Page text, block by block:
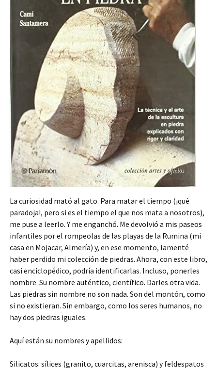
La curiosidad mató al gato. Para matar el tiempo (¡qué
paradoja!, pero si es el tiempo el que nos mata a nosotros),
me puse a leerlo. Y me enganchó. Me devolvió a mis paseos
infantiles por el rompeolas de las playas de la Rumina (mi
casa en Mojacar, Almería) y, en ese momento, lamenté
haber perdido mi colección de piedras. Ahora, con este libro,
casi enciclopédico, podría identificarlas. Incluso, ponerles
nombre. Su nombre auténtico, científico. Darles otra vida.
Las piedras sin nombre no son nada. Son del montón, como
si no existieran. Sin embargo, como los seres humanos, no
hay dos piedras iguales.
Aquí están su nombres y apellidos:
Silicatos: sílices (granito, cuarcitas, arenisca) y feldespatos